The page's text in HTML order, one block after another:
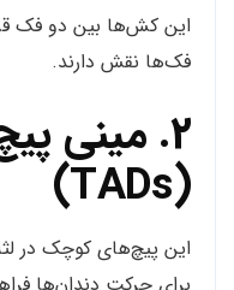
این کش‌ها بین دو فک
فک‌ها نقش دارند.
2. مینی
(TADs)
این پیچ‌های کوچک در